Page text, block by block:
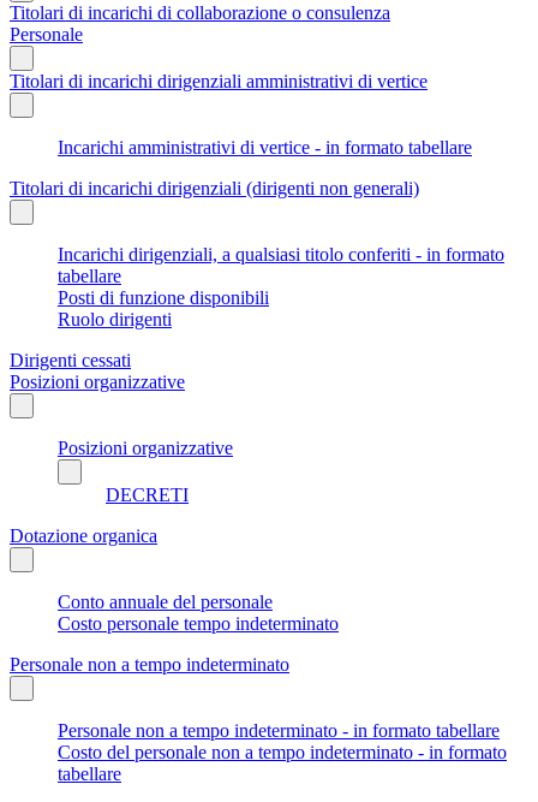
Titolari di incarichi di collaborazione o consulenza
Personale
Titolari di incarichi dirigenziali amministrativi di vertice
Incarichi amministrativi di vertice - in formato tabellare
Titolari di incarichi dirigenziali (dirigenti non generali)
Incarichi dirigenziali, a qualsiasi titolo conferiti - in formato
tabellare
Posti di funzione disponibili
Ruolo dirigenti
Dirigenti cessati
Posizioni organizzative
Posizioni organizzative
DECRETI
Dotazione organica
Conto annuale del personale
Costo personale tempo indeterminato
Personale non a tempo indeterminato
Personale non a tempo indeterminato - in formato tabellare
Costo del personale non a tempo indeterminato - in formato
tabellare